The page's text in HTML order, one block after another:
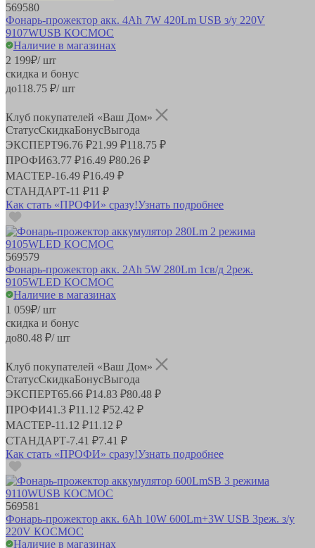
569580
Фонарь-прожектор акк. 4Ah 7W 420Lm USB з/у 220V
9107WUSB КОСМОС
Наличие в магазинах
2 199₽/ шт
скидка и бонус
до118.75 ₽/ шт
Клуб покупателей «Ваш Дом»
СтатусСкидкаБонусВыгода
ЭКСПЕРТ96.76 ₽21.99 ₽118.75 ₽
ПРОФИ63.77 ₽16.49 ₽80.26 ₽
МАСТЕР-16.49 ₽16.49 ₽
СТАНДАРТ-11 ₽11 ₽
Как стать «ПРОФИ» сразу!Узнать подробнее
569579
Фонарь-прожектор акк. 2Ah 5W 280Lm 1св/д 2реж.
9105WLED КОСМОС
Наличие в магазинах
1 059₽/ шт
скидка и бонус
до80.48 ₽/ шт
Клуб покупателей «Ваш Дом»
СтатусСкидкаБонусВыгода
ЭКСПЕРТ65.66 ₽14.83 ₽80.48 ₽
ПРОФИ41.3 ₽11.12 ₽52.42 ₽
МАСТЕР-11.12 ₽11.12 ₽
СТАНДАРТ-7.41 ₽7.41 ₽
Как стать «ПРОФИ» сразу!Узнать подробнее
569581
Фонарь-прожектор акк. 6Ah 10W 600Lm+3W USB 3реж. з/у
220V КОСМОС
Наличие в магазинах